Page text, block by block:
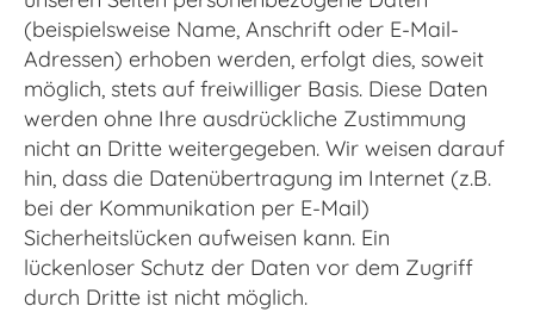
(beispielsweise Name, Anschrift oder E-Mail-
Adressen) erhoben werden, erfolgt dies, soweit
möglich, stets auf freiwilliger Basis. Diese Daten
werden ohne Ihre ausdrückliche Zustimmung
nicht an Dritte weitergegeben. Wir weisen darauf
hin, dass die Datenübertragung im Internet (z.B.
bei der Kommunikation per E-Mail)
Sicherheitslücken aufweisen kann. Ein
lückenloser Schutz der Daten vor dem Zugriff
durch Dritte ist nicht möglich.